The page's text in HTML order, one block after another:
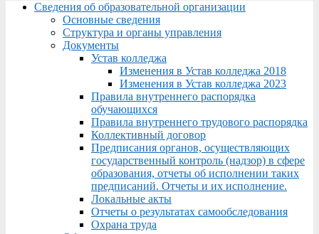
Menu
Сведения об образовательной организации
Основные сведения
Структура и органы управления
Документы
Устав колледжа
Изменения в Устав колледжа 2018
Изменения в Устав колледжа 2023
Правила внутреннего распорядка
обучающихся
Правила внутреннего трудового распорядка
Коллективный договор
Предписания органов, осуществляющих
государственный контроль (надзор) в сфере
образования, отчеты об исполнении таких
предписаний. Отчеты и их исполнение.
Локальные акты
Отчеты о результатах самообследования
Охрана труда